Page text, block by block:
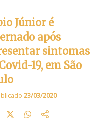
Júnior é
após
sintomas
19, em São
23/03/2020